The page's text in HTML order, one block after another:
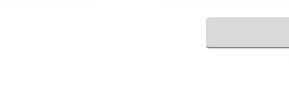
çalışmalar tamamlandı. 5
alana sahip tesiste kuru ve